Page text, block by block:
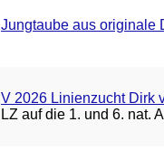
Jungtaube aus originale
V 2026 Linienzucht Dirk
LZ auf die 1. und 6. nat.